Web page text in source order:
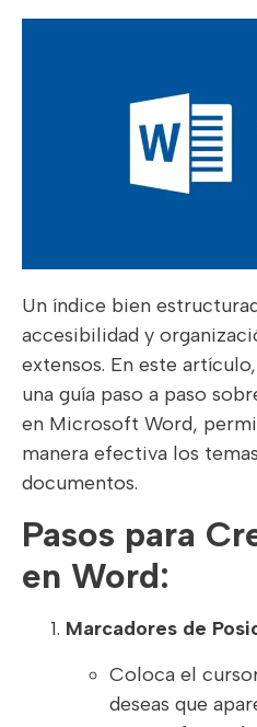
Un índice bien
accesibilidad y
extensos. En este
una guía paso a paso
en Microsoft Word,
manera efectiva los
documentos.
Pasos para
en Word:
Marcadores de
Coloca el
deseas que